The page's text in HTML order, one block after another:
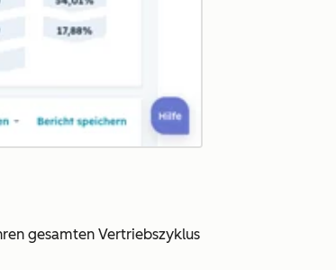
gesamten Vertriebszyklus